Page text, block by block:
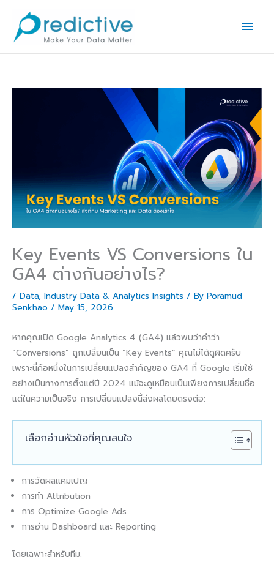
content
Key Events VS Conversions ใน
GA4 ต่างกันอย่างไร?
/ Data, Industry Data & Analytics Insights / By Poramud
Senkhao / May 15, 2026
หากคุณเปิด Google Analytics 4 (GA4) แล้วพบว่าคำว่า
“Conversions” ถูกเปลี่ยนเป็น “Key Events” คุณไม่ได้ดูผิดครับ
เพราะนี่คือหนึ่งในการเปลี่ยนแปลงสำคัญของ GA4 ที่ Google เริ่มใช้
อย่างเป็นทางการตั้งแต่ปี 2024 แม้จะดูเหมือนเป็นเพียงการเปลี่ยนชื่อ
แต่ในความเป็นจริง การเปลี่ยนแปลงนี้ส่งผลโดยตรงต่อ:
เลือกอ่านหัวข้อที่คุณสนใจ
การวัดผลแคมเปญ
การทำ Attribution
การ Optimize Google Ads
การอ่าน Dashboard และ Reporting
โดยเฉพาะสำหรับทีม: